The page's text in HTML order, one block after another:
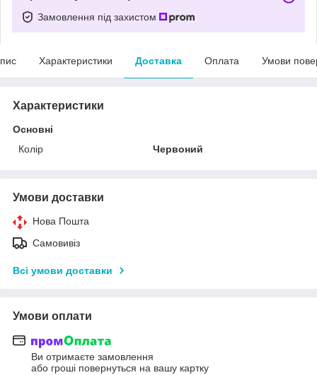
Замовлення під захистом
Характеристики Доставка Оплата Умови
Характеристики
Основні
Колір
Червоний
Умови доставки
Нова Пошта
Самовивіз
Всі умови доставки
Умови оплати
Ви отримаєте замовлення
або гроші повернуться на вашу картку